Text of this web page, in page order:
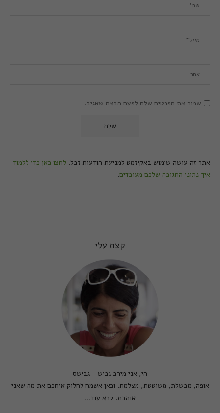
שמור את הפרטים שלח לפעם הבאה שאגיב.
אתר זה עושה שימוש באקיזמט למניעת הודעות זבל. לחצו כאן כדי ללמוד
איך נתוני התגובה שלכם מעובדים.
קצת עלי
הי, אני מירב גביש - גבישס
אופה, מבשלת, משוטטת, מצלמת. וכאן אשמח לחלוק איתכם את מה שאני
אוהבת. קרא עוד...